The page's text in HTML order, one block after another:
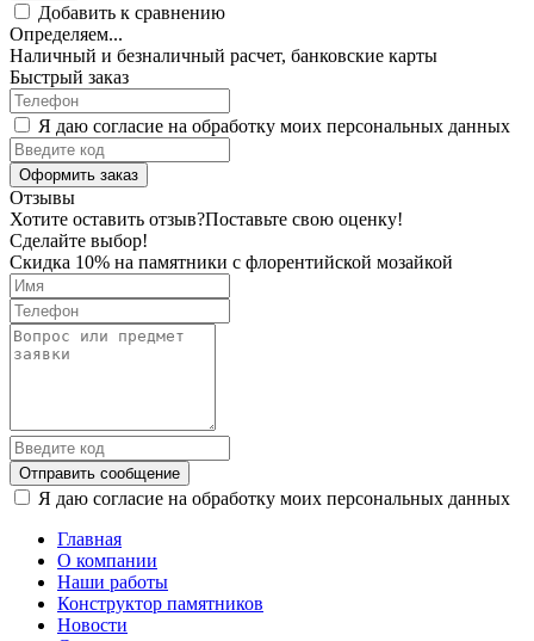
Добавить к сравнению
Определяем...
Наличный и безналичный расчет, банковские карты
Быстрый заказ
Я даю согласие на обработку моих персональных данных
Оформить заказ
Отзывы
Хотите оставить отзыв?Поставьте свою оценку!
Сделайте выбор!
Скидка 10% на памятники с флорентийской мозайкой
Отправить сообщение
Я даю согласие на обработку моих персональных данных
Главная
О компании
Наши работы
Конструктор памятников
Новости